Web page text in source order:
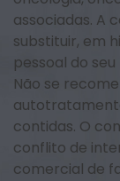
associadas. A
substituir, em
pessoal do
Não se
contidas. O
conflito de
comercial de